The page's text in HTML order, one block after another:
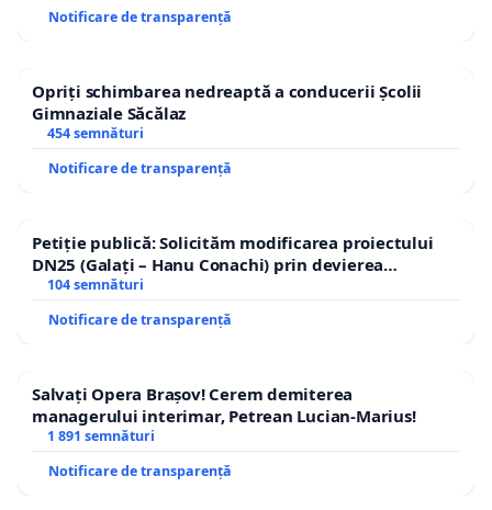
Notificare de transparență
Opriți schimbarea nedreaptă a conducerii Școlii
Gimnaziale Săcălaz
454 semnături
Notificare de transparență
Petiție publică: Solicităm modificarea proiectului
DN25 (Galați – Hanu Conachi) prin devierea
traseului în afara localităților!
104 semnături
Notificare de transparență
Salvați Opera Brașov! Cerem demiterea
managerului interimar, Petrean Lucian-Marius!
1 891 semnături
Notificare de transparență